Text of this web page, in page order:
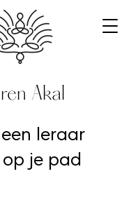
Akal
leraar
je pad